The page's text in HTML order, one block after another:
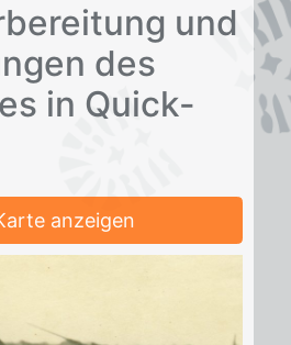
und
des
in Quick­
anzeigen